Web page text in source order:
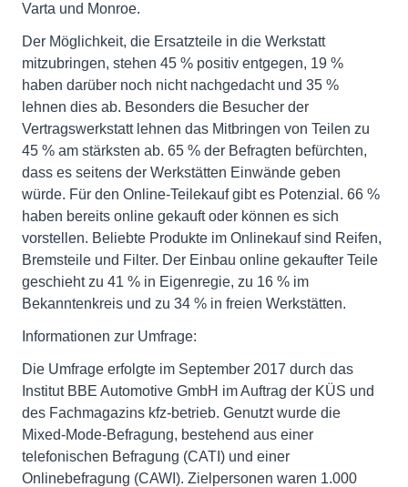
Varta und Monroe.
Der Möglichkeit, die Ersatzteile in die Werkstatt
mitzubringen, stehen 45 % positiv entgegen, 19 %
haben darüber noch nicht nachgedacht und 35 %
lehnen dies ab. Besonders die Besucher der
Vertragswerkstatt lehnen das Mitbringen von Teilen zu
45 % am stärksten ab. 65 % der Befragten befürchten,
dass es seitens der Werkstätten Einwände geben
würde. Für den Online-Teilekauf gibt es Potenzial. 66 %
haben bereits online gekauft oder können es sich
vorstellen. Beliebte Produkte im Onlinekauf sind Reifen,
Bremsteile und Filter. Der Einbau online gekaufter Teile
geschieht zu 41 % in Eigenregie, zu 16 % im
Bekanntenkreis und zu 34 % in freien Werkstätten.
Informationen zur Umfrage:
Die Umfrage erfolgte im September 2017 durch das
Institut BBE Automotive GmbH im Auftrag der KÜS und
des Fachmagazins kfz-betrieb. Genutzt wurde die
Mixed-Mode-Befragung, bestehend aus einer
telefonischen Befragung (CATI) und einer
Onlinebefragung (CAWI). Zielpersonen waren 1.000